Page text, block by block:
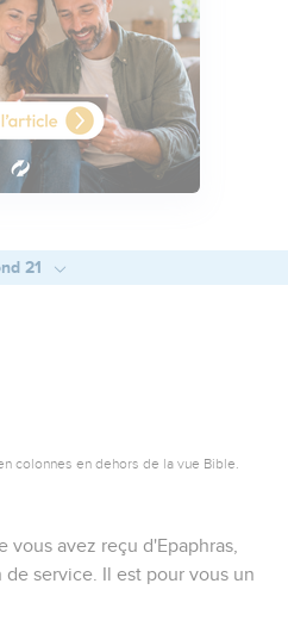
21
colonnes en dehors de la vue Bible.
vous avez reçu d'Epaphras,
service. Il est pour vous un